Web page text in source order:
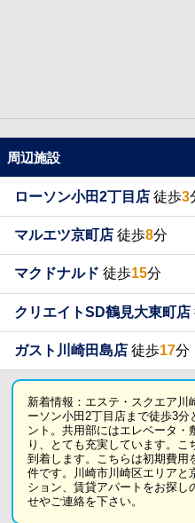
周辺施設
ローソン小田2丁目店 徒歩3
マルエツ京町店 徒歩8分
マクドナルド 徒歩15分
クリエイトSD鶴見大東町店
ガスト川崎田島店 徒歩17分
新着情報：エステ・スクエア川
ーソン小田2丁目店まで徒歩3
ント。共用部にはエレベータ・
り、とても充実しています。こ
到着します。こちらは初期費用
件です。川崎市川崎区エリアと
ション、賃貸アパートをお探し
せやご連絡を下さい。